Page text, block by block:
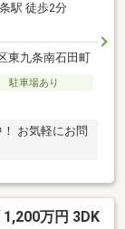
駅 徒歩2分
東九条南石田町
駐車場あり
お気軽にお問
万円 3DK